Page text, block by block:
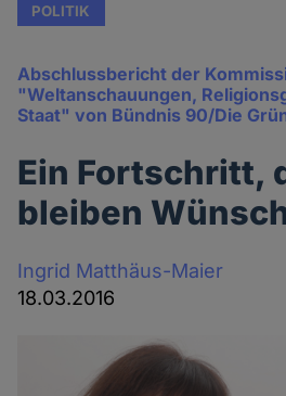
POLITIK
Abschlussbericht der
"Weltanschauungen,
Staat" von Bündnis 90/Die
Ein Fortschritt,
bleiben
Ingrid Matthäus-Maier
18.03.2016